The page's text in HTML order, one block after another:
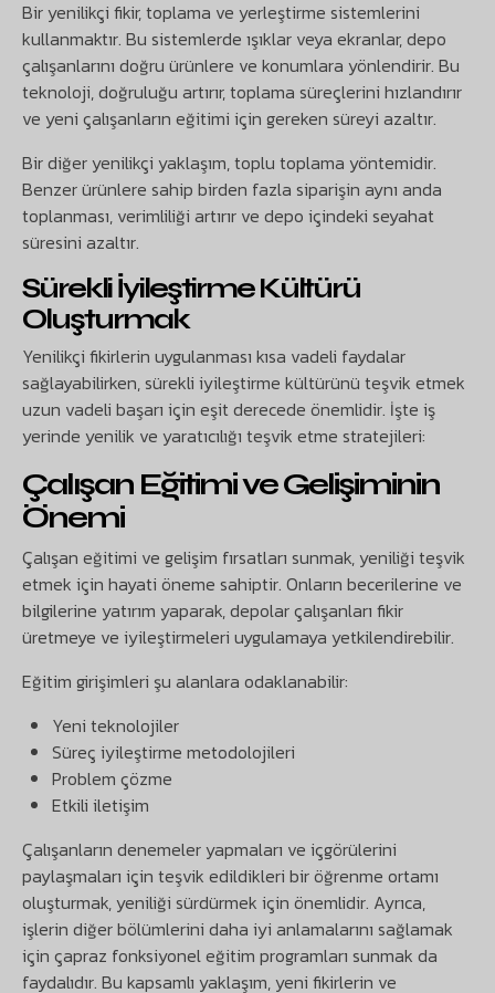
Bir yenilikçi fikir, toplama ve yerleştirme sistemlerini
kullanmaktır. Bu sistemlerde ışıklar veya ekranlar, depo
çalışanlarını doğru ürünlere ve konumlara yönlendirir. Bu
teknoloji, doğruluğu artırır, toplama süreçlerini hızlandırır
ve yeni çalışanların eğitimi için gereken süreyi azaltır.
Bir diğer yenilikçi yaklaşım, toplu toplama yöntemidir.
Benzer ürünlere sahip birden fazla siparişin aynı anda
toplanması, verimliliği artırır ve depo içindeki seyahat
süresini azaltır.
Sürekli İyileştirme Kültürü
Oluşturmak
Yenilikçi fikirlerin uygulanması kısa vadeli faydalar
sağlayabilirken, sürekli iyileştirme kültürünü teşvik etmek
uzun vadeli başarı için eşit derecede önemlidir. İşte iş
yerinde yenilik ve yaratıcılığı teşvik etme stratejileri:
Çalışan Eğitimi ve Gelişiminin
Önemi
Çalışan eğitimi ve gelişim fırsatları sunmak, yeniliği teşvik
etmek için hayati öneme sahiptir. Onların becerilerine ve
bilgilerine yatırım yaparak, depolar çalışanları fikir
üretmeye ve iyileştirmeleri uygulamaya yetkilendirebilir.
Eğitim girişimleri şu alanlara odaklanabilir:
Yeni teknolojiler
Süreç iyileştirme metodolojileri
Problem çözme
Etkili iletişim
Çalışanların denemeler yapmaları ve içgörülerini
paylaşmaları için teşvik edildikleri bir öğrenme ortamı
oluşturmak, yeniliği sürdürmek için önemlidir. Ayrıca,
işlerin diğer bölümlerini daha iyi anlamalarını sağlamak
için çapraz fonksiyonel eğitim programları sunmak da
faydalıdır. Bu kapsamlı yaklaşım, yeni fikirlerin ve